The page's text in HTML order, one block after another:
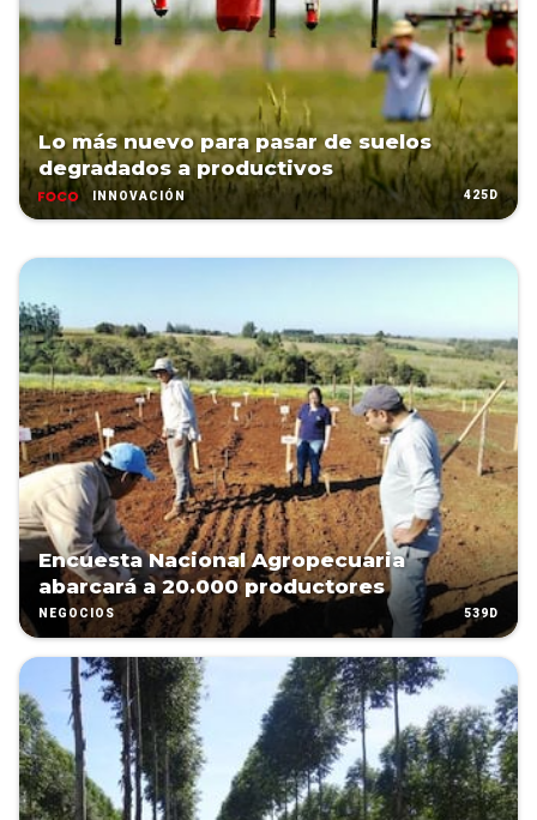
Lo más nuevo para pasar de suelos
degradados a productivos
INNOVACIÓN 425D
Encuesta Nacional Agropecuaria
abarcará a 20.000 productores
NEGOCIOS 539D